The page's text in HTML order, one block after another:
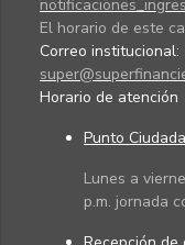
El horario de este
Correo institucional:
Horario de atención
Punto
Lunes a
p.m. jornada